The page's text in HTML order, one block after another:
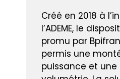
Créé en 2018 à
l’ADEME, le
promu par
permis une
puissance et une